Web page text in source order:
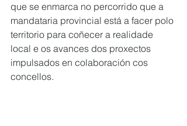
que se enmarca no percorrido que a
mandataria provincial está a facer polo
territorio para coñecer a realidade
local e os avances dos proxectos
impulsados en colaboración cos
concellos.